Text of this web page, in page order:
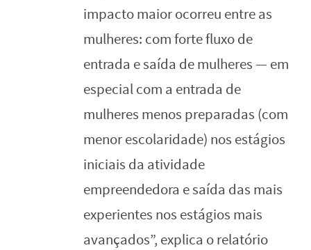
impacto maior ocorreu entre as
mulheres: com forte fluxo de
entrada e saída de mulheres — em
especial com a entrada de
mulheres menos preparadas (com
menor escolaridade) nos estágios
iniciais da atividade
empreendedora e saída das mais
experientes nos estágios mais
avançados”, explica o relatório